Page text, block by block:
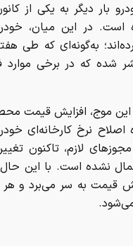
اما بازار خودرو بار دیگر به یکی از
است. در این میان،
به‌گونه‌ای که طی
شده که در برخی موارد
این موج، افزایش قیمت
اصلاح نرخ کارخانه‌ای
لازم، تاکنون
نشده است. با این حال،
قیمت به سر می‌برد و